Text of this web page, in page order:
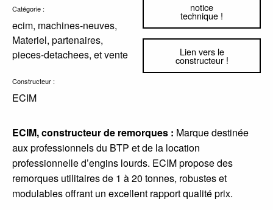
Catégorie :
ecim, machines-neuves,
Materiel, partenaires,
pieces-detachees, et vente
Constructeur :
ECIM
notice
technique !
Lien vers le
constructeur !
ECIM, constructeur de remorques : Marque destinée
aux professionnels du BTP et de la location
professionnelle d’engins lourds. ECIM propose des
remorques utilitaires de 1 à 20 tonnes, robustes et
modulables offrant un excellent rapport qualité prix.